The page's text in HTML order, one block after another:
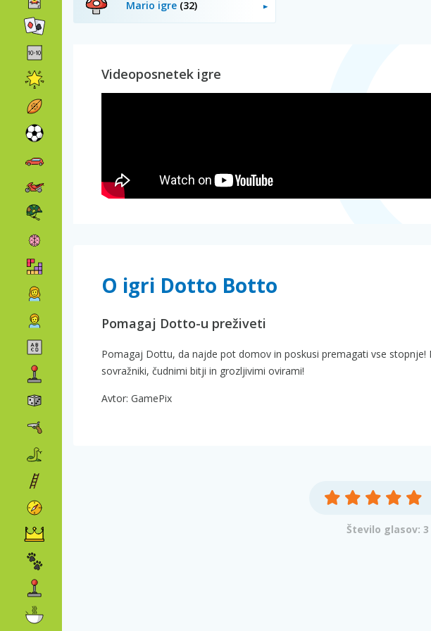
Mario igre (32)
Videoposnetek igre
O igri Dotto Botto
Pomagaj Dotto-u preživeti
Pomagaj Dottu, da najde pot domov in poskusi premagati vse
sovražniki, čudnimi bitji in grozljivimi ovirami!
Avtor: GamePix
Število glasov: 3